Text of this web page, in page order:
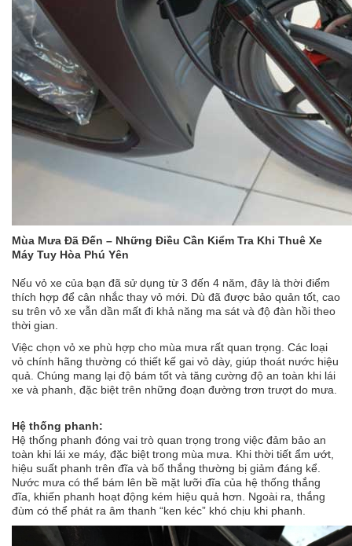
Mùa Mưa Đã Đến – Những Điều Cần Kiểm Tra Khi Thuê Xe
Máy Tuy Hòa Phú Yên
Nếu vỏ xe của bạn đã sử dụng từ 3 đến 4 năm, đây là thời điểm
thích hợp để cân nhắc thay vỏ mới. Dù đã được bảo quản tốt, cao
su trên vỏ xe vẫn dần mất đi khả năng ma sát và độ đàn hồi theo
thời gian.
Việc chọn vỏ xe phù hợp cho mùa mưa rất quan trọng. Các loại
vỏ chính hãng thường có thiết kế gai vỏ dày, giúp thoát nước hiệu
quả. Chúng mang lại độ bám tốt và tăng cường độ an toàn khi lái
xe và phanh, đặc biệt trên những đoạn đường trơn trượt do mưa.
Hệ thống phanh:
Hệ thống phanh đóng vai trò quan trọng trong việc đảm bảo an
toàn khi lái xe máy, đặc biệt trong mùa mưa. Khi thời tiết ẩm ướt,
hiệu suất phanh trên đĩa và bố thắng thường bị giảm đáng kể.
Nước mưa có thể bám lên bề mặt lưỡi đĩa của hệ thống thắng
đĩa, khiến phanh hoạt động kém hiệu quả hơn. Ngoài ra, thắng
đùm có thể phát ra âm thanh “ken kéc” khó chịu khi phanh.